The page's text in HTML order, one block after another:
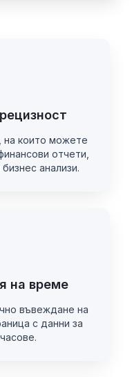
на които можете
отчети,
анализи.
на време
въвеждане на
с данни за